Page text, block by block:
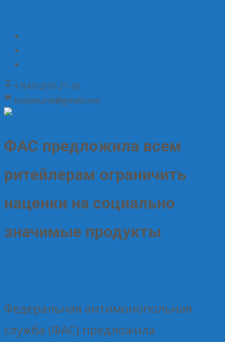
+7(4712)70-21-18
koopkursk@gmail.com
ФАС предложила всем
ритейлерам ограничить
наценки на социально
значимые продукты
Федеральная антимонопольная
служба (ФАС) предложила